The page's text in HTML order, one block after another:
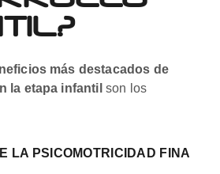
más destacados de
la etapa infantil son los
LA PSICOMOTRICIDAD FINA